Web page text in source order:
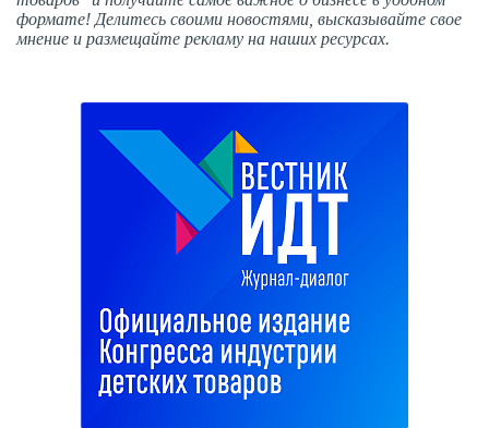
формате! Делитесь своими новостями, высказывайте свое
мнение и размещайте рекламу на наших ресурсах.